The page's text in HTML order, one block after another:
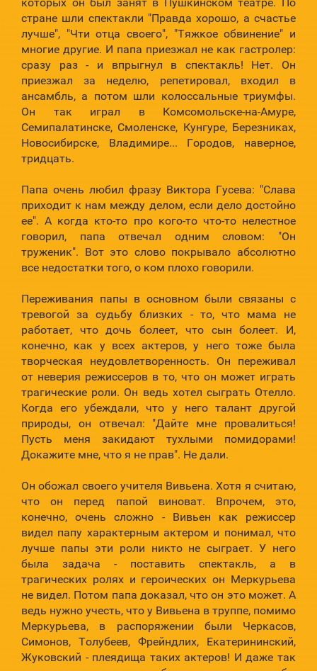
стране шли спектакли "Правда хорошо, а счастье
лучше", "Чти отца своего", "Тяжкое обвинение" и
многие другие. И папа приезжал не как гастролер:
сразу раз - и впрыгнул в спектакль! Нет. Он
приезжал за неделю, репетировал, входил в
ансамбль, а потом шли колоссальные триумфы.
Он так играл в Комсомольске-на-Амуре,
Семипалатинске, Смоленске, Кунгуре, Березниках,
Новосибирске, Владимире... Городов, наверное,
тридцать.
Папа очень любил фразу Виктора Гусева: "Слава
приходит к нам между делом, если дело достойно
ее". А когда кто-то про кого-то что-то нелестное
говорил, папа отвечал одним словом: "Он
труженик". Вот это слово покрывало абсолютно
все недостатки того, о ком плохо говорили.
Переживания папы в основном были связаны с
тревогой за судьбу близких - то, что мама не
работает, что дочь болеет, что сын болеет. И,
конечно, как у всех актеров, у него тоже была
творческая неудовлетворенность. Он переживал
от неверия режиссеров в то, что он может играть
трагические роли. Он ведь хотел сыграть Отелло.
Когда его убеждали, что у него талант другой
природы, он отвечал: "Дайте мне провалиться!
Пусть меня закидают тухлыми помидорами!
Докажите мне, что я не прав". Не дали.
Он обожал своего учителя Вивьена. Хотя я считаю,
что он перед папой виноват. Впрочем, это,
конечно, очень сложно - Вивьен как режиссер
видел папу характерным актером и понимал, что
лучше папы эти роли никто не сыграет. У него
была задача - поставить спектакль, а в
трагических ролях и героических он Меркурьева
не видел. Потом папа доказал, что он это может. А
ведь нужно учесть, что у Вивьена в труппе, помимо
Меркурьева, в распоряжении были Черкасов,
Симонов, Толубеев, Фрейндлих, Екатерининский,
Жуковский - плеядища таких актеров! И даже так